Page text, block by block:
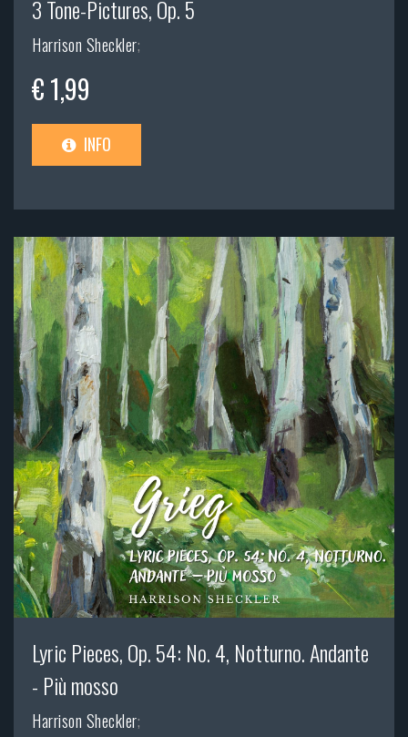
3 Tone-Pictures, Op. 5
Harrison Sheckler;
€ 1,99
INFO
Lyric Pieces, Op. 54: No. 4, Notturno. Andante
- Più mosso
Harrison Sheckler;